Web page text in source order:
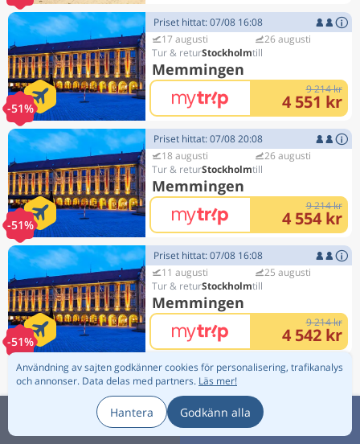
Scrolla upp Sortera:
-51%
Priset hittat: 07/08 16:08
17 augusti
Stockholm
Memmingen
26 augusti
9 214 kr
4 551 kr
-51%
Priset hittat: 07/08 20:08
18 augusti
Stockholm
Memmingen
26 augusti
9 214 kr
4 554 kr
-51%
Priset hittat: 07/08 16:08
11 augusti
Stockholm
Memmingen
25 augusti
9 214 kr
4 542 kr
Priset hittat: 07/08 16:08
11 augusti
Memmingen
9 214 kr
Användning av sajten godkänner cookies för personalisering, trafikanalys
och annonser. Data delas med partners. Läs mer!
Hantera Godkänn alla